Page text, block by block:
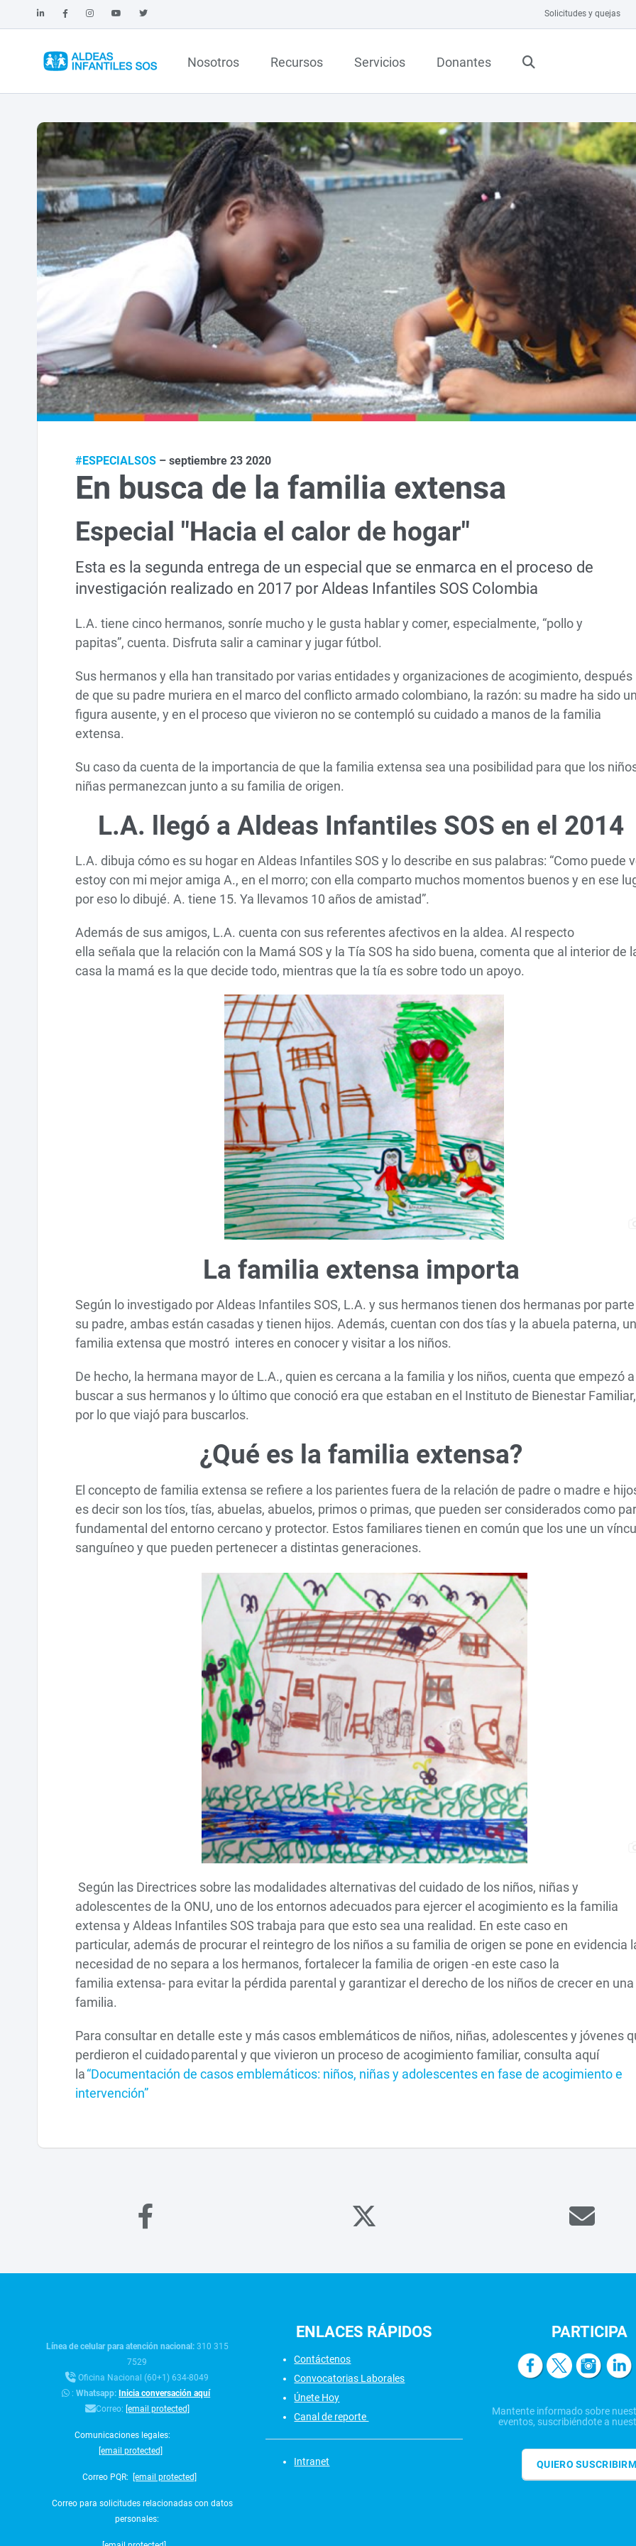
Solicitudes y quejas
Nosotros Recursos Servicios Donantes
#ESPECIALSOS – septiembre 23 2020
En busca de la familia extensa
Especial "Hacia el calor de hogar"
Esta es la segunda entrega de un especial que se enmarca en el proceso de
investigación realizado en 2017 por Aldeas Infantiles SOS Colombia
L.A. tiene cinco hermanos, sonríe mucho y le gusta hablar y comer, especialmente, “pollo y
papitas”, cuenta. Disfruta salir a caminar y jugar fútbol.
Sus hermanos y ella han transitado por varias entidades y organizaciones de acogimiento, después
de que su padre muriera en el marco del conflicto armado colombiano, la razón: su madre ha sido
figura ausente, y en el proceso que vivieron no se contempló su cuidado a manos de la familia
extensa.
Su caso da cuenta de la importancia de que la familia extensa sea una posibilidad para que los
niñas permanezcan junto a su familia de origen.
L.A. llegó a Aldeas Infantiles SOS en el 2014
L.A. dibuja cómo es su hogar en Aldeas Infantiles SOS y lo describe en sus palabras: “Como puede
estoy con mi mejor amiga A., en el morro; con ella comparto muchos momentos buenos y en ese
por eso lo dibujé. A. tiene 15. Ya llevamos 10 años de amistad”.
Además de sus amigos, L.A. cuenta con sus referentes afectivos en la aldea. Al respecto
ella señala que la relación con la Mamá SOS y la Tía SOS ha sido buena, comenta que al interior de
casa la mamá es la que decide todo, mientras que la tía es sobre todo un apoyo.
La familia extensa importa
Según lo investigado por Aldeas Infantiles SOS, L.A. y sus hermanos tienen dos hermanas por
su padre, ambas están casadas y tienen hijos. Además, cuentan con dos tías y la abuela paterna,
familia extensa que mostró interes en conocer y visitar a los niños.
De hecho, la hermana mayor de L.A., quien es cercana a la familia y los niños, cuenta que empezó a
buscar a sus hermanos y lo último que conoció era que estaban en el Instituto de Bienestar Familiar,
por lo que viajó para buscarlos.
¿Qué es la familia extensa?
El concepto de familia extensa se refiere a los parientes fuera de la relación de padre o madre e
es decir son los tíos, tías, abuelas, abuelos, primos o primas, que pueden ser considerados como
fundamental del entorno cercano y protector. Estos familiares tienen en común que los une un
sanguíneo y que pueden pertenecer a distintas generaciones.
Según las Directrices sobre las modalidades alternativas del cuidado de los niños, niñas y
adolescentes de la ONU, uno de los entornos adecuados para ejercer el acogimiento es la familia
extensa y Aldeas Infantiles SOS trabaja para que esto sea una realidad. En este caso en
particular, además de procurar el reintegro de los niños a su familia de origen se pone en evidencia
necesidad de no separa a los hermanos, fortalecer la familia de origen -en este caso la
familia extensa- para evitar la pérdida parental y garantizar el derecho de los niños de crecer en una
familia.
Para consultar en detalle este y más casos emblemáticos de niños, niñas, adolescentes y jóvenes
perdieron el cuidado parental y que vivieron un proceso de acogimiento familiar, consulta aquí
la“Documentación de casos emblemáticos: niños, niñas y adolescentes en fase de acogimiento e
intervención”
Línea de celular para atención nacional: 310 315
7529
Oficina Nacional (60+1) 634-8049
:Whatsapp: Inicia conversación aquí
Correo: [email protected]
Comunicaciones legales:
[email protected]
Correo PQR: [email protected]
Correo para solicitudes relacionadas con datos
personales:
ENLACES RÁPIDOS
Contáctenos
Convocatorias Laborales
Únete Hoy
Canal de reporte
Intranet
PARTICIPA
Mantente informado sobre
eventos, suscribiéndote a
QUIERO